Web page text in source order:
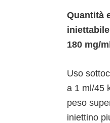
Quantità
180 mg/
Uso
a 1 ml/45
peso
iniettino